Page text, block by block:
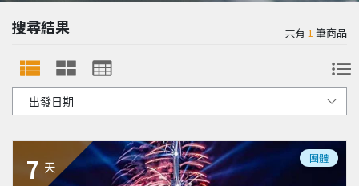
搜尋結果 共有1 筆商品
7 天
團體